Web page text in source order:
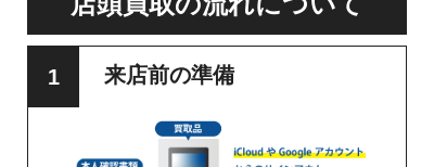
来店前の準備